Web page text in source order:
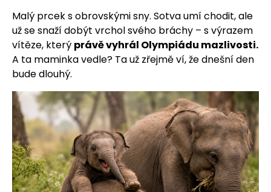
Malý prcek s obrovskými sny. Sotva umí chodit, ale
už se snaží dobýt vrchol svého bráchy – s výrazem
vítěze, který právě vyhrál Olympiádu mazlivosti.
A ta maminka vedle? Ta už zřejmě ví, že dnešní den
bude dlouhý.